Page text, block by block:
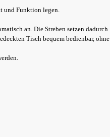
und Funktion legen.
an. Die Streben setzen dadurch
Tisch bequem bedienbar, ohne